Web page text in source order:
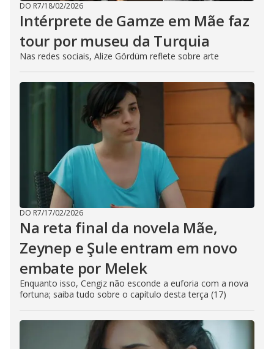
DO R7/18/02/2026
Intérprete de Gamze em Mãe faz
tour por museu da Turquia
Nas redes sociais, Alize Gördüm reflete sobre arte
DO R7/17/02/2026
Na reta final da novela Mãe,
Zeynep e Şule entram em novo
embate por Melek
Enquanto isso, Cengiz não esconde a euforia com a nova
fortuna; saiba tudo sobre o capítulo desta terça (17)